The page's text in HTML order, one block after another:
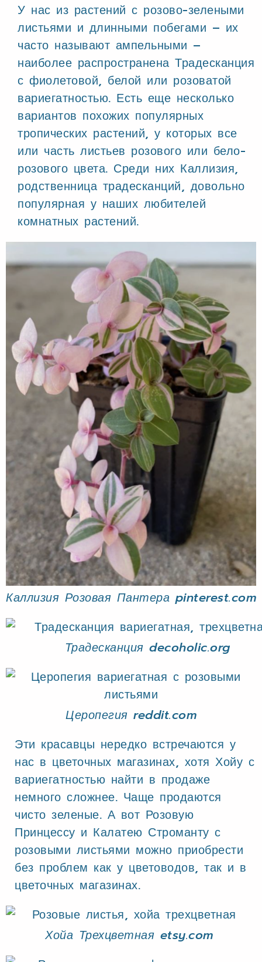
У нас из растений с розово-зелеными
листьями и длинными побегами – их
часто называют ампельными –
наиболее распространена Традесканция
с фиолетовой, белой или розоватой
вариегатностью. Есть еще несколько
вариантов похожих популярных
тропических растений, у которых все
или часть листьев розового или бело-
розового цвета. Среди них Каллизия,
родственница традесканций, довольно
популярная у наших любителей
комнатных растений.
Каллизия Розовая Пантера pinterest.com
Традесканция decoholic.org
Церопегия reddit.com
Эти красавцы нередко встречаются у
нас в цветочных магазинах, хотя Хойу с
вариегатностью найти в продаже
немного сложнее. Чаще продаются
чисто зеленые. А вот Розовую
Принцессу и Калатею Строманту с
розовыми листьями можно приобрести
без проблем как у цветоводов, так и в
цветочных магазинах.
Хойа Трехцветная etsy.com